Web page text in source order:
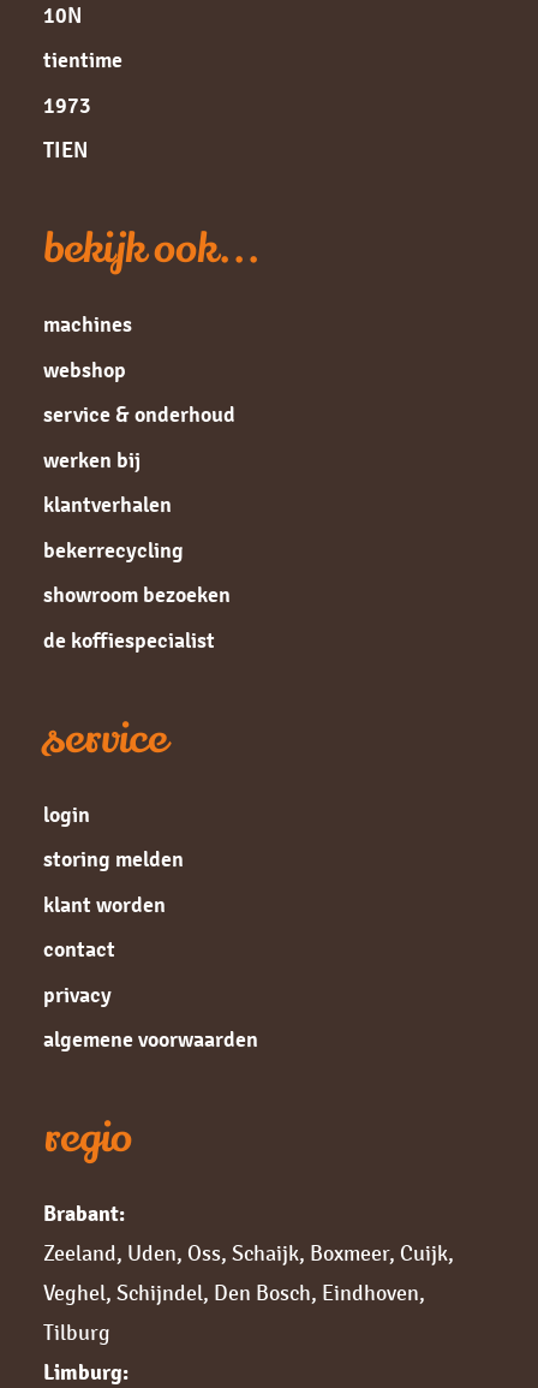
10N
tientime
1973
TIEN
bekijk ook...
machines
webshop
service & onderhoud
werken bij
klantverhalen
bekerrecycling
showroom bezoeken
de koffiespecialist
service
login
storing melden
klant worden
contact
privacy
algemene voorwaarden
regio
Brabant:
Zeeland, Uden, Oss, Schaijk, Boxmeer, Cuijk,
Veghel, Schijndel, Den Bosch, Eindhoven,
Tilburg
Limburg: